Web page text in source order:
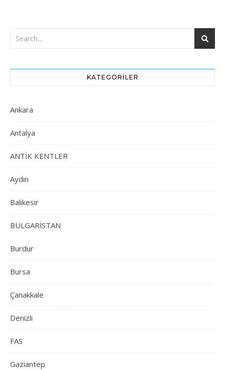
KATEGORILER
Ankara
Antalya
ANTİK KENTLER
Aydın
Balıkesir
BULGARİSTAN
Burdur
Bursa
Çanakkale
Denizli
FAS
Gaziantep